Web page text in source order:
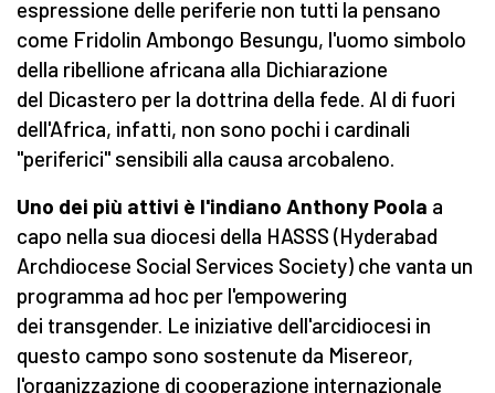
espressione delle periferie non tutti la pensano
come Fridolin Ambongo Besungu, l'uomo simbolo
della ribellione africana alla Dichiarazione
del Dicastero per la dottrina della fede. Al di fuori
dell'Africa, infatti, non sono pochi i cardinali
"periferici" sensibili alla causa arcobaleno.
Uno dei più attivi è l'indiano Anthony Poola a
capo nella sua diocesi della HASSS (Hyderabad
Archdiocese Social Services Society) che vanta un
programma ad hoc per l'empowering
dei transgender. Le iniziative dell'arcidiocesi in
questo campo sono sostenute da Misereor,
l'organizzazione di cooperazione internazionale